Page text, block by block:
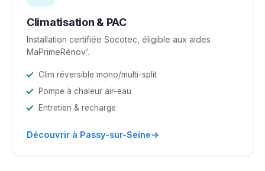
Climatisation & PAC
Installation certifiée Socotec, éligible aux aides
MaPrimeRénov’.
Clim réversible mono/multi-split
Pompe à chaleur air-eau
Entretien & recharge
Découvrir à Passy-sur-Seine→